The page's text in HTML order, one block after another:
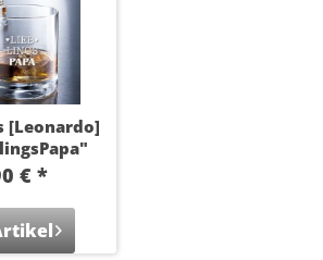
[Leonardo]
€ *